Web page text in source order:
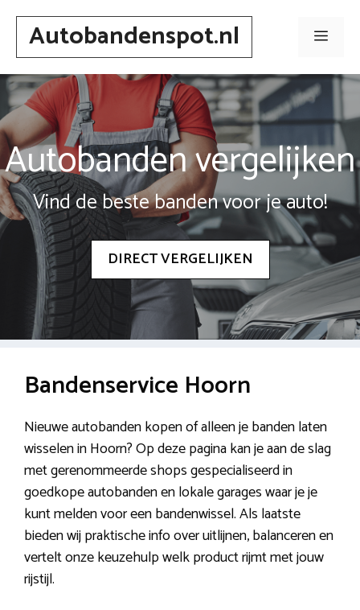
Spring
inhoudAutobandenspot.nl Menu
Autobanden vergelijken
Vind de beste banden voor je auto!
DIRECT VERGELIJKEN
Bandenservice Hoorn
Nieuwe autobanden kopen of alleen je banden laten
wisselen in Hoorn? Op deze pagina kan je aan de slag
met gerenommeerde shops gespecialiseerd in
goedkope autobanden en lokale garages waar je je
kunt melden voor een bandenwissel. Als laatste
bieden wij praktische info over uitlijnen, balanceren en
vertelt onze keuzehulp welk product rijmt met jouw
rijstijl.